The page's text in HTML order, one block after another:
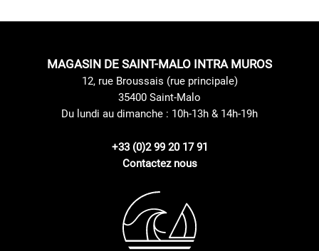
MAGASIN DE SAINT-MALO INTRA MUROS
12, rue Broussais (rue principale)
35400 Saint-Malo
Du lundi au dimanche : 10h-13h & 14h-19h
+33 (0)2 99 20 17 91
Contactez nous